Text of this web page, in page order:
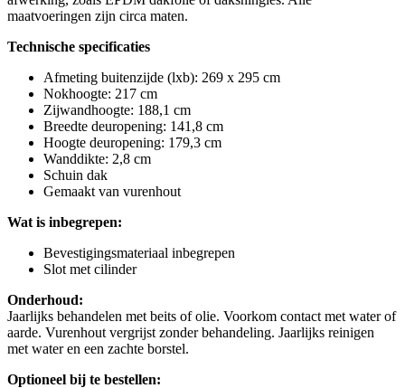
maatvoeringen zijn circa maten.
Technische specificaties
Afmeting buitenzijde (lxb): 269 x 295 cm
Nokhoogte: 217 cm
Zijwandhoogte: 188,1 cm
Breedte deuropening: 141,8 cm
Hoogte deuropening: 179,3 cm
Wanddikte: 2,8 cm
Schuin dak
Gemaakt van vurenhout
Wat is inbegrepen:
Bevestigingsmateriaal inbegrepen
Slot met cilinder
Onderhoud:
Jaarlijks behandelen met beits of olie. Voorkom contact met water of
aarde. Vurenhout vergrijst zonder behandeling. Jaarlijks reinigen
met water en een zachte borstel.
Optioneel bij te bestellen: